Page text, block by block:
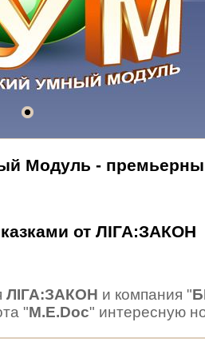
Модуль -
от ЛІГА:ЗАКОН
ЛІГА:ЗАКОН и компания "
"M.E.Doc" интересную